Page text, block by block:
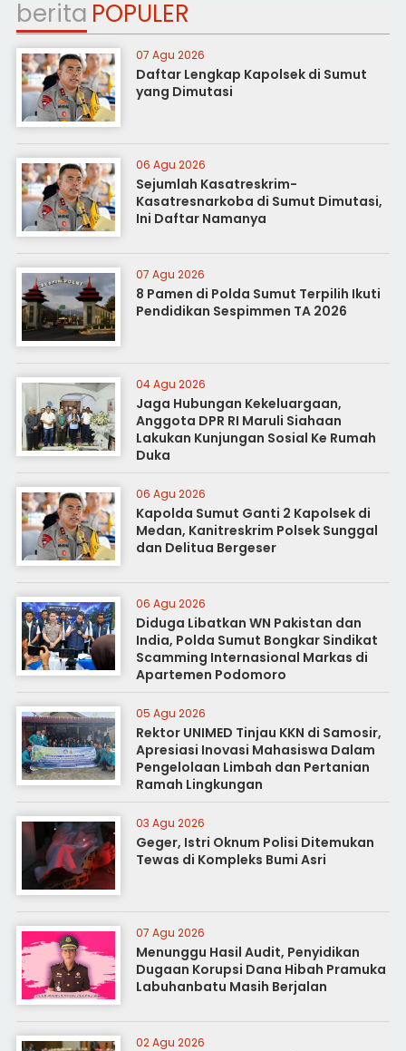
berita POPULER
07 Agu 2026
Daftar Lengkap Kapolsek di Sumut
yang Dimutasi
06 Agu 2026
Sejumlah Kasatreskrim-
Kasatresnarkoba di Sumut Dimutasi,
Ini Daftar Namanya
07 Agu 2026
8 Pamen di Polda Sumut Terpilih Ikuti
Pendidikan Sespimmen TA 2026
04 Agu 2026
Jaga Hubungan Kekeluargaan,
Anggota DPR RI Maruli Siahaan
Lakukan Kunjungan Sosial Ke Rumah
Duka
06 Agu 2026
Kapolda Sumut Ganti 2 Kapolsek di
Medan, Kanitreskrim Polsek Sunggal
dan Delitua Bergeser
06 Agu 2026
Diduga Libatkan WN Pakistan dan
India, Polda Sumut Bongkar Sindikat
Scamming Internasional Markas di
Apartemen Podomoro
05 Agu 2026
Rektor UNIMED Tinjau KKN di Samosir,
Apresiasi Inovasi Mahasiswa Dalam
Pengelolaan Limbah dan Pertanian
Ramah Lingkungan
03 Agu 2026
Geger, Istri Oknum Polisi Ditemukan
Tewas di Kompleks Bumi Asri
07 Agu 2026
Menunggu Hasil Audit, Penyidikan
Dugaan Korupsi Dana Hibah Pramuka
Labuhanbatu Masih Berjalan
02 Agu 2026